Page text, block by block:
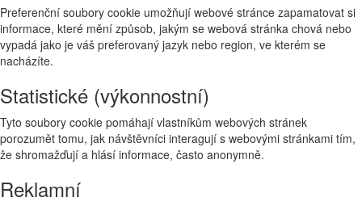
Preferenční soubory cookie umožňují webové stránce zapamatovat si
informace, které mění způsob, jakým se webová stránka chová nebo
vypadá jako je váš preferovaný jazyk nebo region, ve kterém se
nacházíte.
Statistické (výkonnostní)
Tyto soubory cookie pomáhají vlastníkům webových stránek
porozumět tomu, jak návštěvníci interagují s webovými stránkami tím,
že shromažďují a hlásí informace, často anonymně.
Reklamní